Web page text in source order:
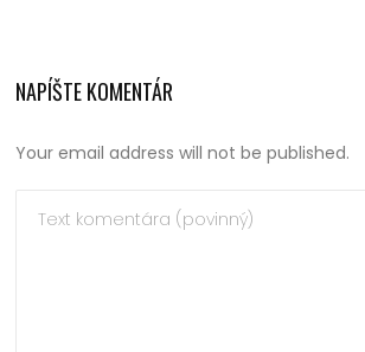
NAPÍŠTE KOMENTÁR
Your email address will not be published.